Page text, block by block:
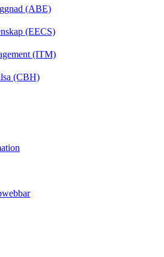
(ABE)
(EECS)
(ITM)
(CBH)